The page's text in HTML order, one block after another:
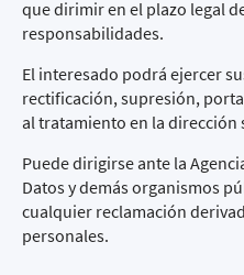
que dirimir en el plazo legal
responsabilidades.
El interesado podrá ejercer
rectificación, supresión,
al tratamiento en la dirección
Puede dirigirse ante la
Datos y demás organismos
cualquier reclamación
personales.